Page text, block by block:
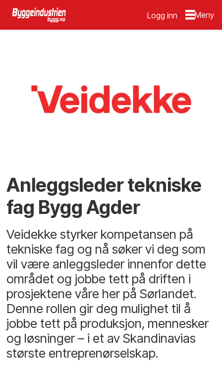
Logg inn
Anleggsleder tekniske
fag Bygg Agder
Veidekke styrker kompetansen på
tekniske fag og nå søker vi deg som
vil være anleggsleder innenfor dette
området og jobbe tett på driften i
prosjektene våre her på Sørlandet.
Denne rollen gir deg mulighet til å
jobbe tett på produksjon, mennesker
og løsninger – i et av Skandinavias
største entreprenørselskap.